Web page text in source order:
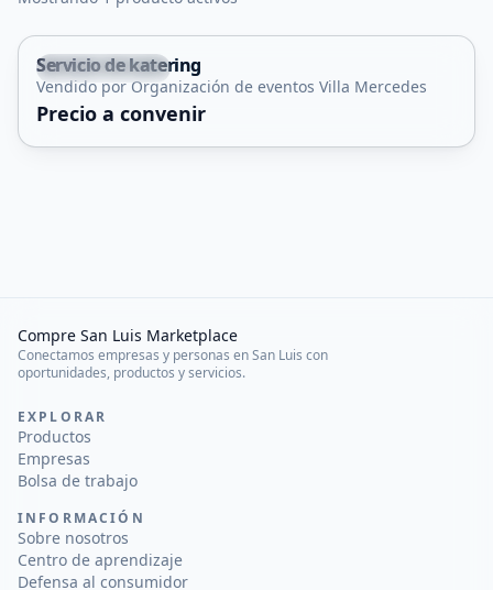
Villa Mercedes
Servicio
Servicio de katering
Vendido por Organización de eventos Villa Mercedes
Precio a convenir
Compre San Luis Marketplace
Conectamos empresas y personas en San Luis con
oportunidades, productos y servicios.
EXPLORAR
Productos
Empresas
Bolsa de trabajo
INFORMACIÓN
Sobre nosotros
Centro de aprendizaje
Defensa al consumidor